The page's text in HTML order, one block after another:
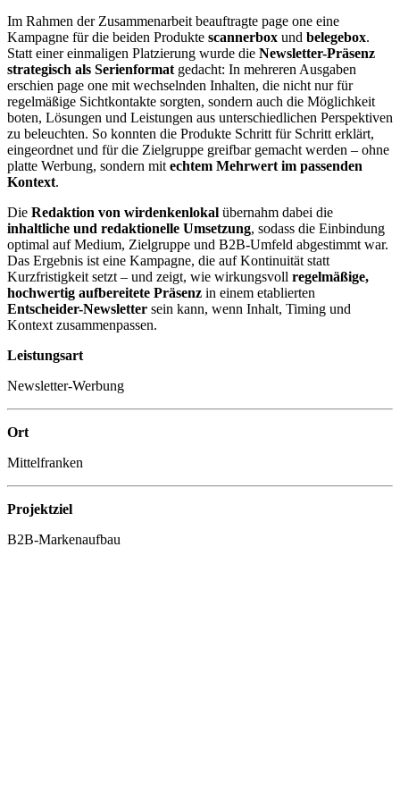
Im Rahmen der Zusammenarbeit beauftragte page one eine
Kampagne für die beiden Produkte scannerbox und belegebox.
Statt einer einmaligen Platzierung wurde die Newsletter-Präsenz
strategisch als Serienformat gedacht: In mehreren Ausgaben
erschien page one mit wechselnden Inhalten, die nicht nur für
regelmäßige Sichtkontakte sorgten, sondern auch die Möglichkeit
boten, Lösungen und Leistungen aus unterschiedlichen Perspektiven
zu beleuchten. So konnten die Produkte Schritt für Schritt erklärt,
eingeordnet und für die Zielgruppe greifbar gemacht werden – ohne
platte Werbung, sondern mit echtem Mehrwert im passenden
Kontext.
Die Redaktion von wirdenkenlokal übernahm dabei die
inhaltliche und redaktionelle Umsetzung, sodass die Einbindung
optimal auf Medium, Zielgruppe und B2B-Umfeld abgestimmt war.
Das Ergebnis ist eine Kampagne, die auf Kontinuität statt
Kurzfristigkeit setzt – und zeigt, wie wirkungsvoll regelmäßige,
hochwertig aufbereitete Präsenz in einem etablierten
Entscheider-Newsletter sein kann, wenn Inhalt, Timing und
Kontext zusammenpassen.
Leistungsart
Newsletter-Werbung
Ort
Mittelfranken
Projektziel
B2B-Markenaufbau